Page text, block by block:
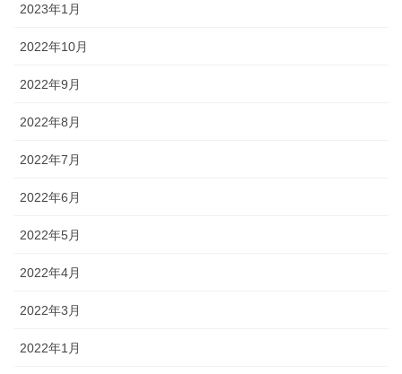
2023年1月
2022年10月
2022年9月
2022年8月
2022年7月
2022年6月
2022年5月
2022年4月
2022年3月
2022年1月